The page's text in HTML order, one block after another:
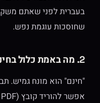
שחוסכות עוגמת נפש.
2. מה באמת כלול בחינמי
"חינם" הוא מונח גמיש.